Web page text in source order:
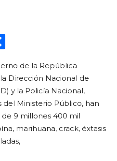
m
p
ar
ti
r
de la República
Dirección Nacional de
y la Policía Nacional,
Ministerio Público, han
de 9 millones 400 mil
marihuana, crack, éxtasis